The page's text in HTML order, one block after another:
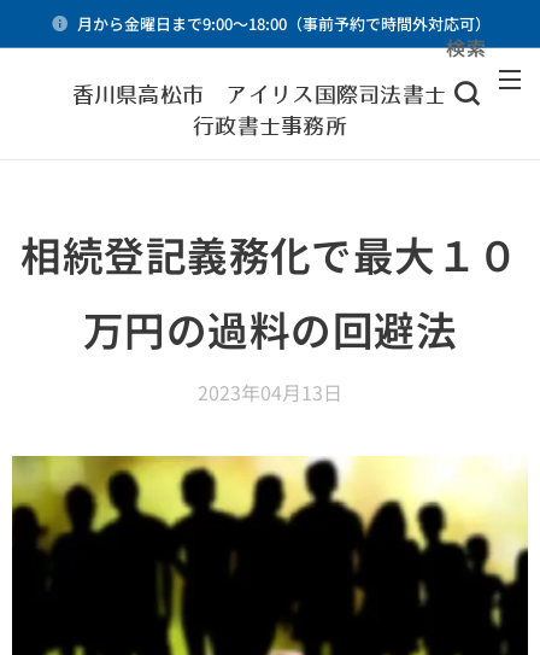
月から金曜日まで9:00～18:00（事前予約で時間外対応可）
香川県高松市 アイリス国際司法書士・
行政書士事務所
検索
相続登記義務化で最大１０
万円の過料の回避法
2023年04月13日